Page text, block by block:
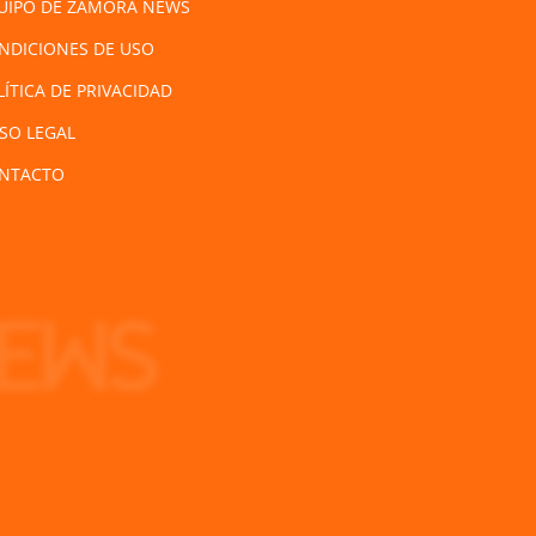
DE ZAMORA NEWS
DE USO
DE PRIVACIDAD
LEGAL